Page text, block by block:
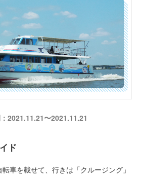
2021.11.21〜2021.11.21
ド
車を載せて、行きは「クルージング」